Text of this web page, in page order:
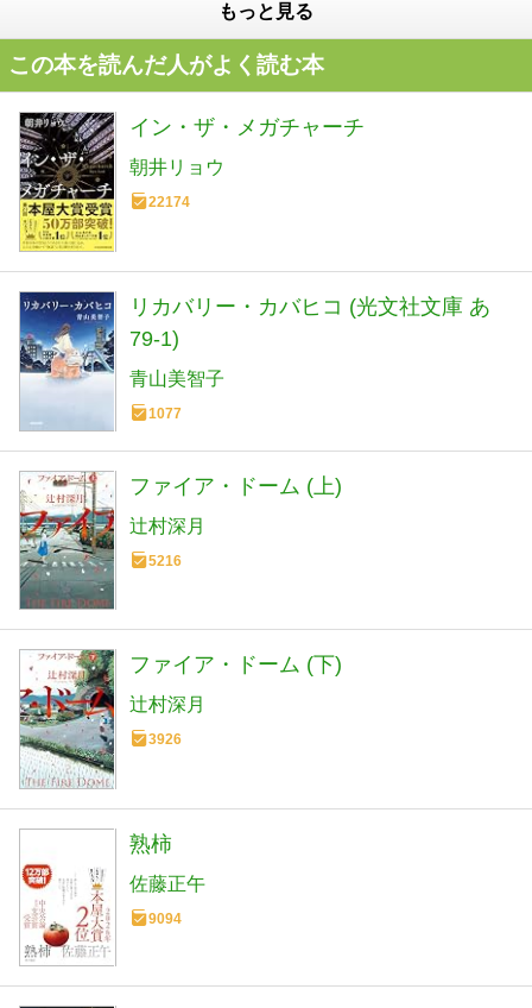
もっと見る
この本を読んだ人がよく読む本
イン・ザ・メガチャーチ
朝井リョウ
22174
リカバリー・カバヒコ (光文社文庫 あ
79-1)
青山美智子
1077
ファイア・ドーム (上)
辻村深月
5216
ファイア・ドーム (下)
辻村深月
3926
熟柿
佐藤正午
9094